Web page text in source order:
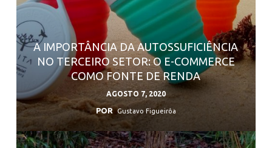
A IMPORTÂNCIA DA AUTOSSUFICIÊNCIA
NO TERCEIRO SETOR: O E-COMMERCE
COMO FONTE DE RENDA
AGOSTO 7, 2020
POR Gustavo Figueirôa